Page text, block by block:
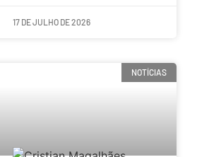
17 DE JULHO DE 2026
NOTÍCIAS